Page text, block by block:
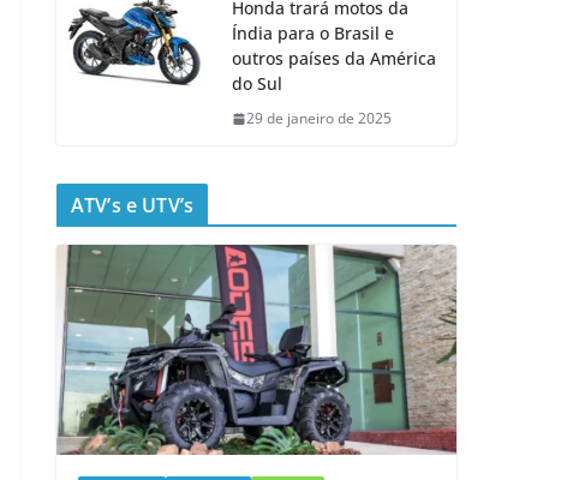
Honda trará motos da
Índia para o Brasil e
outros países da América
do Sul
29 de janeiro de 2025
ATV’s e UTV’s